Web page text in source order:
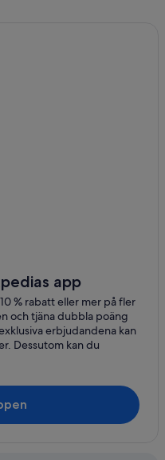
app
% rabatt eller mer på fler
och tjäna dubbla poäng
erbjudandena kan
Dessutom kan du